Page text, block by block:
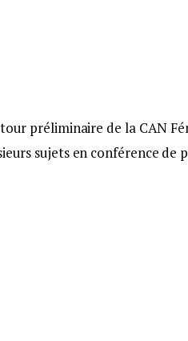
préliminaire de la CAN
sujets en conférence de